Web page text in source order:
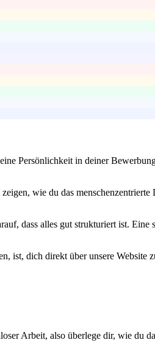
Persönlichkeit in deiner
wie du das
dass alles gut strukturiert ist.
ist, dich direkt über unsere
Arbeit, also überlege dir, wie du